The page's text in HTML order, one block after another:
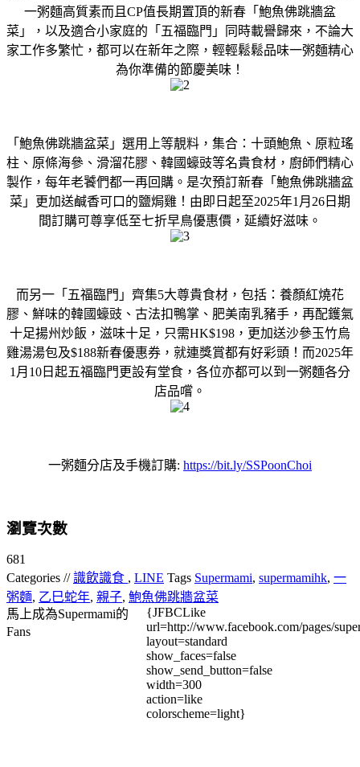
一粥麵高質素而且CP值長期置頂的新春「鮑魚佛跳牆盆
菜」，以及適合小家庭的「五福臨門」同時載譽歸來，不論大
家工作多繁忙，都可以在新年之際，輕輕鬆鬆品味一粥麵精心
為你準備的節慶美味！
「鮑魚佛跳牆盆菜」選用上等靚料，集合：十頭鮑魚、原粒瑤
柱、原條海參、滑溜花膠、韓國蠔豉等名貴食材，廚師們精心
製作，每年老饕們都一再回購。是次預訂新春「鮑魚佛跳牆盆
菜」更加送鹹香可口的鹽焗雞！由即日起至2025年1月26日期
間訂購可尊享低至七折早鳥優惠價，延續好滋味。
而另一「五福臨門」齊集5大尊貴食材，包括：養顏紅燒花
膠、鮮味的韓國蠔豉、古法扣鴨掌、肥美南乳豬手，再配鑊氣
十足揚州炒飯，滋味十足，只需HK$198，更加送沙參玉竹烏
雞湯湯包及$188新春優惠券，就連獎賞都有好彩頭！而2025年
1月10日起五福臨門更設有堂食，各位亦都可以到一粥麵各分
店品嚐。
一粥麵分店及手機訂購: https://bit.ly/SSPoonChoi
瀏覽次數
681
Categories //識飲識食 , LINE Tags Supermami, supermamihk, 一
粥麵, 乙巳蛇年, 親子, 鮑魚佛跳牆盆菜
馬上成為Supermami的
Fans
{JFBCLike
url=http://www.facebook.com/pages/
layout=standard
show_faces=false
show_send_button=false
width=300
action=like
colorscheme=light}